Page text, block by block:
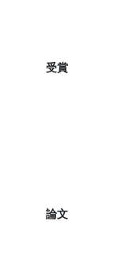
受賞
論文